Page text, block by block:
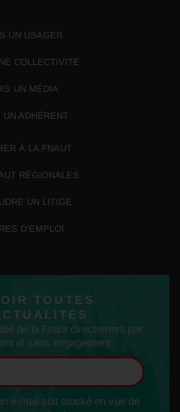
UN USAGER
COLLECTIVITÉ
UN MÉDIA
UN ADHÉRENT
À LA FNAUT
RÉGIONALES
UN LITIGE
D’EMPLOI
TOUTES
de la Fnaut directement par
et sans engagement
e-mail soit stocké en vue de